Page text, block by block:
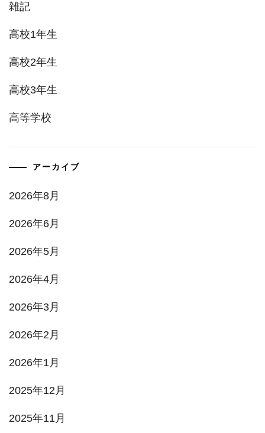
雑記
高校1年生
高校2年生
高校3年生
高等学校
アーカイブ
2026年8月
2026年6月
2026年5月
2026年4月
2026年3月
2026年2月
2026年1月
2025年12月
2025年11月